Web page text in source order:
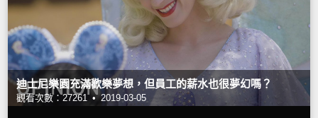
迪士尼樂園充滿歡樂夢想，但員工的薪水也很夢幻嗎？
觀看次數：27261 • 2019-03-05